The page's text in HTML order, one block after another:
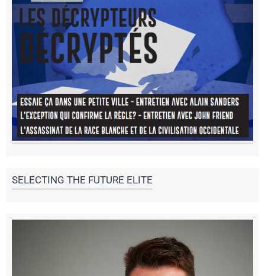
SELECTING THE FUTURE ELITE